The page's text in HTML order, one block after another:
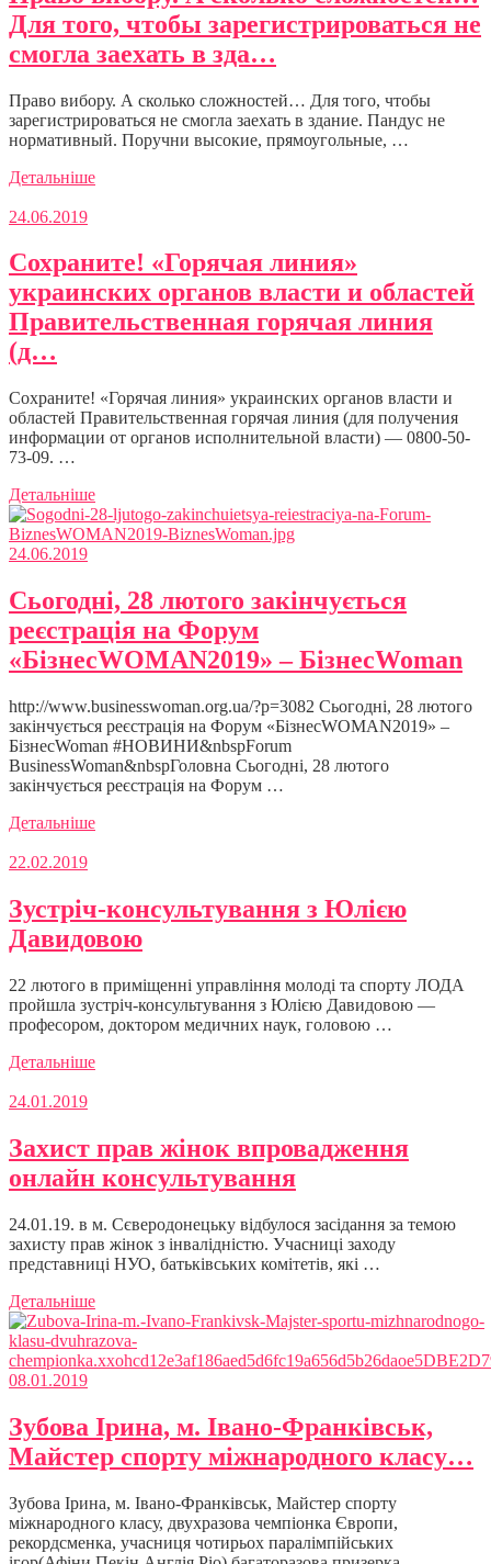
Для того, чтобы зарегистрироваться не
смогла заехать в зда…
Право вибору. А сколько сложностей… Для того, чтобы
зарегистрироваться не смогла заехать в здание. Пандус не
нормативный. Поручни высокие, прямоугольные, …
Детальніше
24.06.2019
Сохраните! «Горячая линия»
украинских органов власти и областей
Правительственная горячая линия
(д…
Сохраните! «Горячая линия» украинских органов власти и
областей Правительственная горячая линия (для получения
информации от органов исполнительной власти) — 0800-50-
73-09. …
Детальніше
24.06.2019
Сьогодні, 28 лютого закінчується
реєстрація на Форум
«БізнесWOMAN2019» – БізнесWoman
http://www.businesswoman.org.ua/?p=3082 Сьогодні, 28 лютого
закінчується реєстрація на Форум «БізнесWOMAN2019» –
БізнесWoman #НОВИНИ&nbspForum
BusinessWoman&nbspГоловна Сьогодні, 28 лютого
закінчується реєстрація на Форум …
Детальніше
22.02.2019
Зустріч-консультування з Юлією
Давидовою
22 лютого в приміщенні управління молоді та спорту ЛОДА
пройшла зустріч-консультування з Юлією Давидовою —
професором, доктором медичних наук, головою …
Детальніше
24.01.2019
Захист прав жінок впровадження
онлайн консультування
24.01.19. в м. Сєверодонецьку відбулося засідання за темою
захисту прав жінок з інвалідністю. Учасниці заходу
представниці НУО, батьківських комітетів, які …
Детальніше
08.01.2019
Зубова Ірина, м. Івано-Франківськ,
Майстер спорту міжнародного класу…
Зубова Ірина, м. Івано-Франківськ, Майстер спорту
міжнародного класу, двухразова чемпіонка Європи,
рекордсменка, учасниця чотирьох паралімпійських